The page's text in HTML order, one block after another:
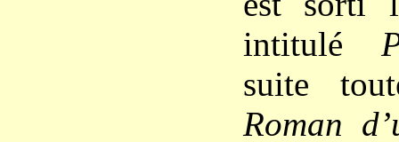
intitulé
suite
Roman